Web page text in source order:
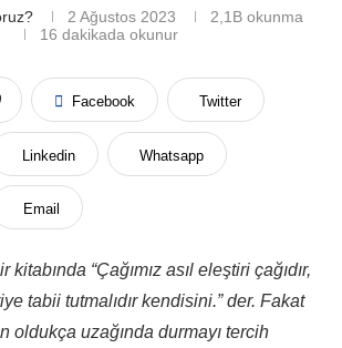
2 Ağustos 2023 2,1B okunma
16 dakikada okunur
Facebook Twitter
Linkedin Whatsapp
Email
“Çağımız asıl eleştiri çağıdır,
tabii tutmalıdır kendisini.” der. Fakat
oldukça uzağında durmayı tercih